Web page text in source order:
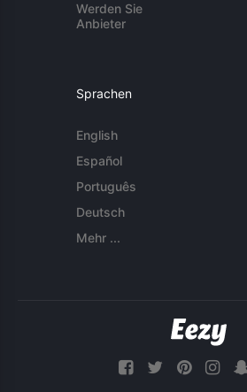
Werden Sie
Anbieter
Sprachen
English
Español
Português
Deutsch
Mehr ...